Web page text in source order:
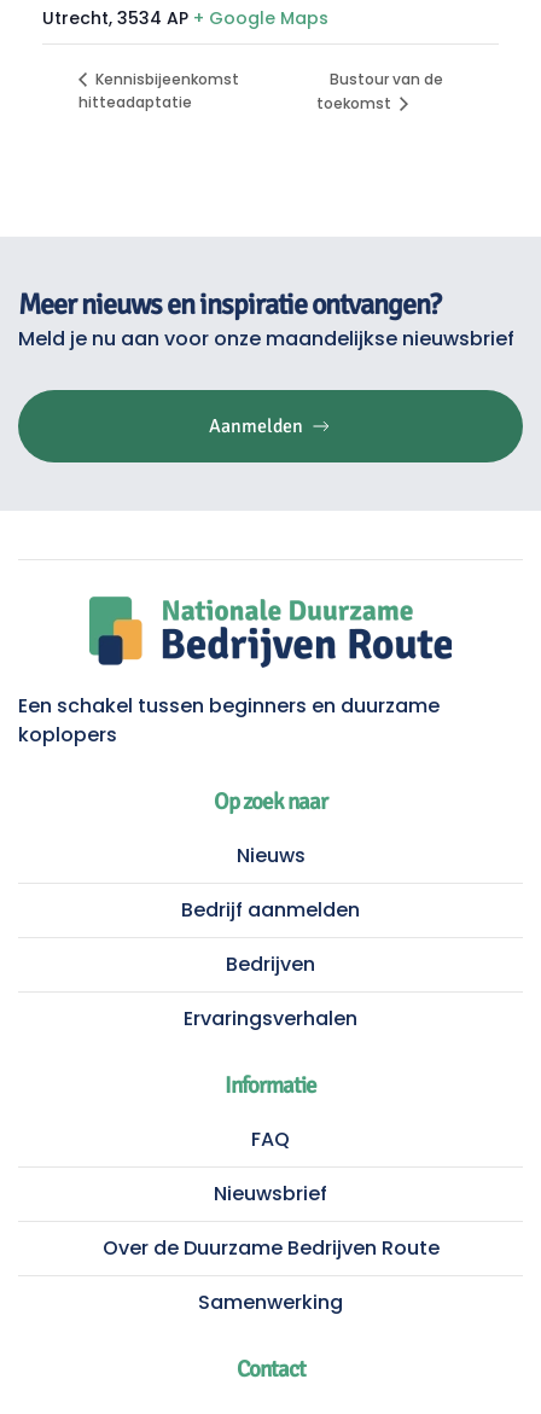
Utrecht, 3534 AP + Google Maps
Kennisbijeenkomst
hitteadaptatie
Bustour van de
toekomst
Meer nieuws en inspiratie ontvangen?
Meld je nu aan voor onze maandelijkse nieuwsbrief
Aanmelden
Een schakel tussen beginners en duurzame
koplopers
Op zoek naar
Nieuws
Bedrijf aanmelden
Bedrijven
Ervaringsverhalen
Informatie
FAQ
Nieuwsbrief
Over de Duurzame Bedrijven Route
Samenwerking
Contact